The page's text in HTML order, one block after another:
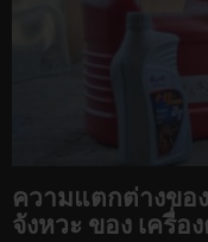
ความแตกต่างขอ
จังหวะ ของ เครื่